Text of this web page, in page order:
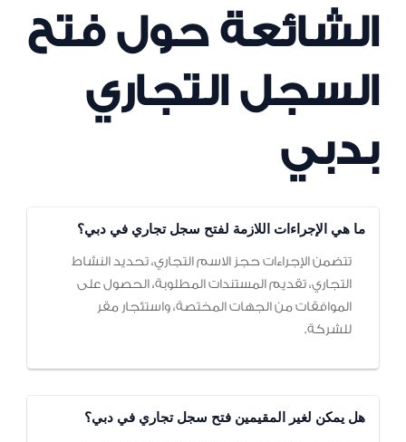
الشائعة حولفتح
السجل التجاري
بدبي
ما هي الإجراءات اللازمة لفتح سجل تجاري في دبي؟
تتضمن الإجراءات حجز الاسم التجاري، تحديد النشاط
التجاري، تقديم المستندات المطلوبة، الحصول على
الموافقات من الجهات المختصة، واستئجار مقر
للشركة.
هل يمكن لغير المقيمين فتح سجل تجاري في دبي؟